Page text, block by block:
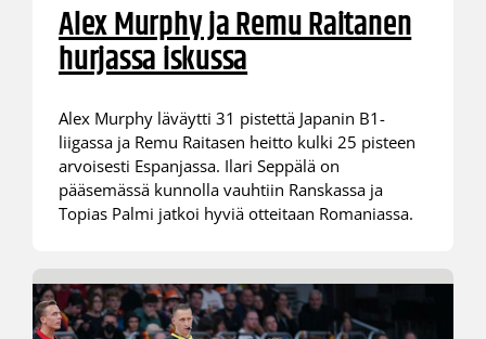
Alex Murphy ja Remu Raitanen
hurjassa iskussa
Alex Murphy läväytti 31 pistettä Japanin B1-
liigassa ja Remu Raitasen heitto kulki 25 pisteen
arvoisesti Espanjassa. Ilari Seppälä on
pääsemässä kunnolla vauhtiin Ranskassa ja
Topias Palmi jatkoi hyviä otteitaan Romaniassa.